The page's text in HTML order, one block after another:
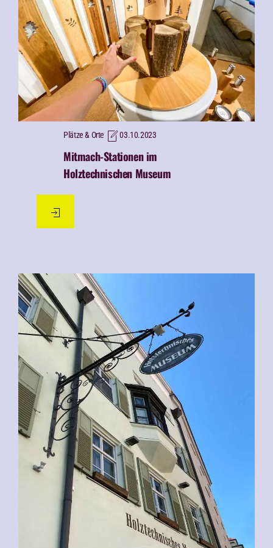
Plätze & Orte 03.10.2023
Mitmach-Stationen im
Holztechnischen Museum